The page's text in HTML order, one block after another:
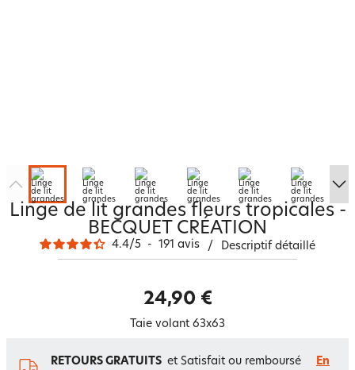
Linge de lit grandes fleurs tropicales -
BECQUET CRÉATION
4.4/5 - 191 avis / Descriptif détaillé
24,90 €
Taie volant 63x63
RETOURS GRATUITS et Satisfait ou remboursé
En